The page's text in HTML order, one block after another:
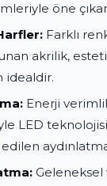
öne
Farklı
akrilik,
idealdir.
Enerji
LED